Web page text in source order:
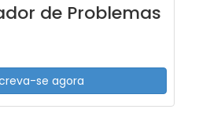
de Problemas
se agora